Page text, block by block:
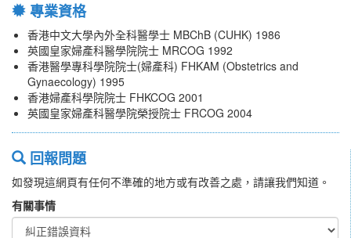
專業資格
香港中文大學內外全科醫學士 MBChB (CUHK) 1986
英國皇家婦產科醫學院院士 MRCOG 1992
香港醫學專科學院院士(婦產科) FHKAM (Obstetrics and
Gynaecology) 1995
香港婦產科學院院士 FHKCOG 2001
英國皇家婦產科醫學院榮授院士 FRCOG 2004
回報問題
如發現這網頁有任何不準確的地方或有改善之處，請讓我們知道。
有關事情